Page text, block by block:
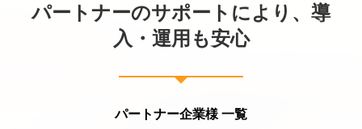
パートナーのサポートにより、導
入・運用も安心
パートナー企業様 一覧